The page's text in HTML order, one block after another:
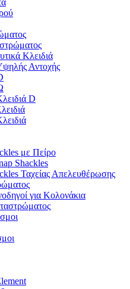
Κλειδιά
Αντοχής
D
με Πείρο
Shackles
Ταχείας Απελευθέρωσης
για Κολονάκια